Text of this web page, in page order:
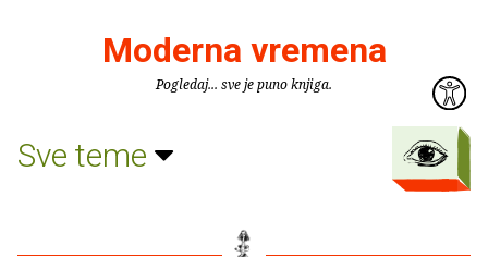
Moderna vremena
Pogledaj... sve je puno knjiga.
Sve teme